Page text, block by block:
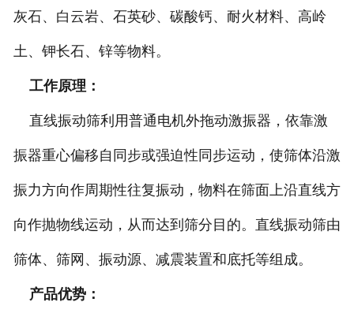
灰石、白云岩、石英砂、碳酸钙、耐火材料、高岭
土、钾长石、锌等物料。
工作原理：
直线振动筛利用普通电机外拖动激振器，依靠激
振器重心偏移自同步或强迫性同步运动，使筛体沿激
振力方向作周期性往复振动，物料在筛面上沿直线方
向作抛物线运动，从而达到筛分目的。直线振动筛由
筛体、筛网、振动源、减震装置和底托等组成。
产品优势：